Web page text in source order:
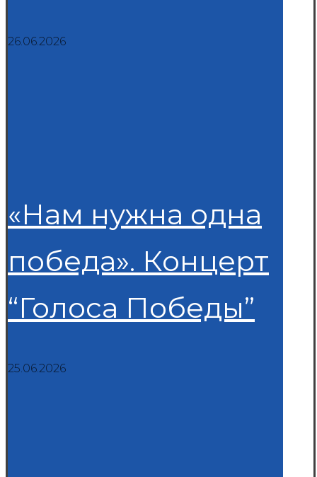
26.06.2026
«Нам нужна одна
победа». Концерт
“Голоса Победы”
25.06.2026